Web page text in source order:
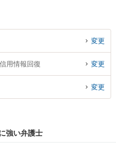
変更
用情報回復 変更
変更
強い弁護士